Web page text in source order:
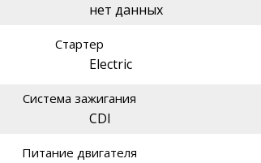
нет данных
Стартер
Electric
Система зажигания
CDI
Питание двигателя